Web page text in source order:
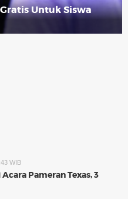
Untuk Siswa
WIB
Pameran Texas, 3